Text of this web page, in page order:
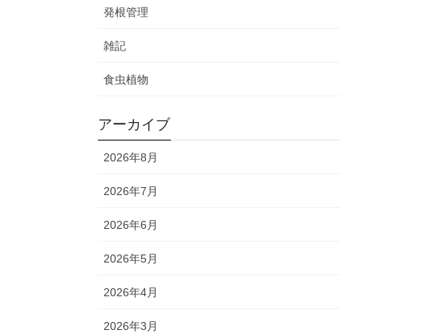
発根管理
雑記
食虫植物
アーカイブ
2026年8月
2026年7月
2026年6月
2026年5月
2026年4月
2026年3月